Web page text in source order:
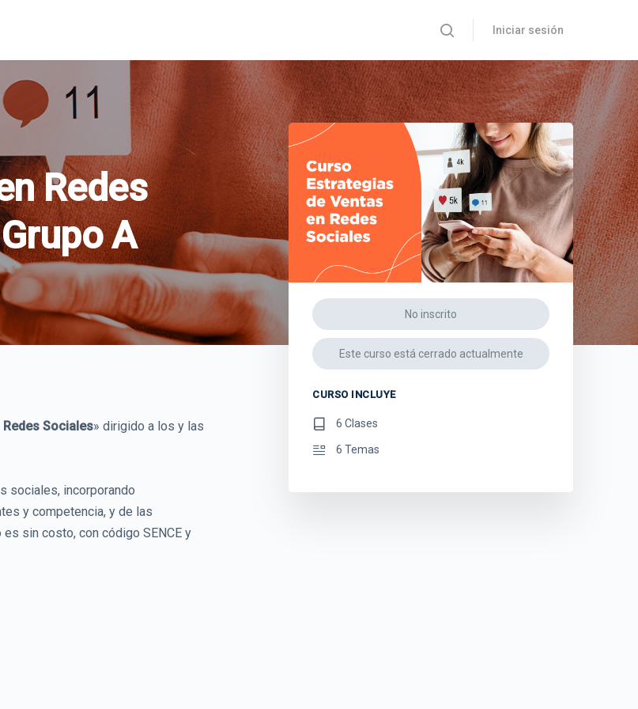
Iniciar sesión
Redes
A
Sociales» dirigido a los y las
sociales, incorporando
y competencia, y de las
sin costo, con código SENCE y
No inscrito
Este curso está cerrado actualmente
CURSO INCLUYE
6 Clases
6 Temas